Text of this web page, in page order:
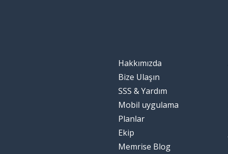
Hakkımızda
Bize Ulaşın
SSS & Yardım
Mobil uygulama
Planlar
Ekip
Memrise Blog